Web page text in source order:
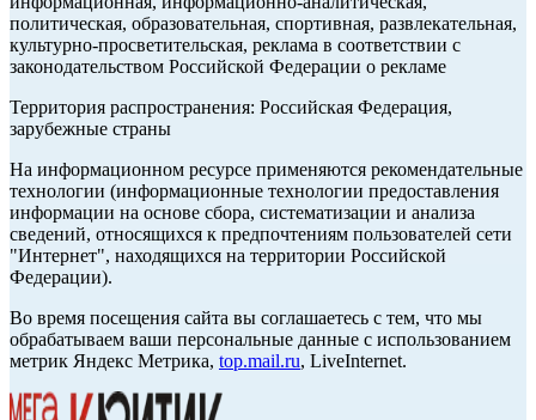
политическая, образовательная, спортивная, развлекательная,
культурно-просветительская, реклама в соответствии с
законодательством Российской Федерации о рекламе
Территория распространения: Российская Федерация,
зарубежные страны
На информационном ресурсе применяются рекомендательные
технологии (информационные технологии предоставления
информации на основе сбора, систематизации и анализа
сведений, относящихся к предпочтениям пользователей сети
"Интернет", находящихся на территории Российской
Федерации).
Во время посещения сайта вы соглашаетесь с тем, что мы
обрабатываем ваши персональные данные с использованием
метрик Яндекс Метрика, top.mail.ru, LiveInternet.